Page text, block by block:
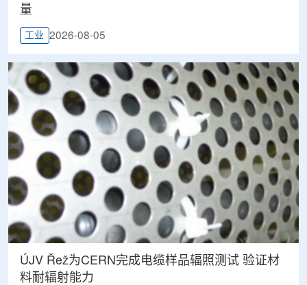
量
工业 2026-08-05
ÚJV Řež为CERN完成电缆样品辐照测试 验证材
料耐辐射能力